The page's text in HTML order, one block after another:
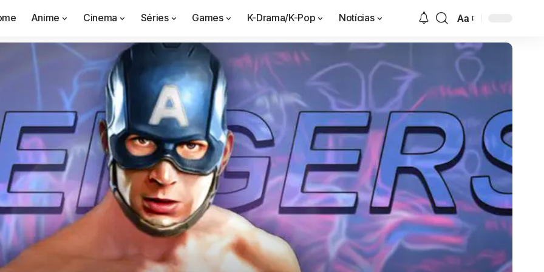
Anime Cinema Séries Games K-Drama/K-Pop Notícias Aa